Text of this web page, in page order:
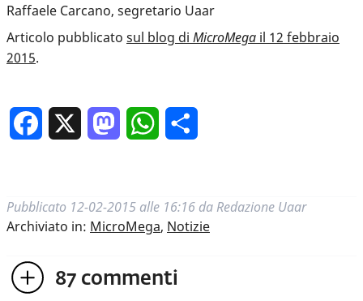
Raffaele Carcano, segretario Uaar
Articolo pubblicato sul blog di MicroMega il 12 febbraio
2015.
Facebook MastodonWhatsApp
Pubblicato 12-02-2015 alle 16:16 da Redazione Uaar
Archiviato in: MicroMega, Notizie
87 commenti